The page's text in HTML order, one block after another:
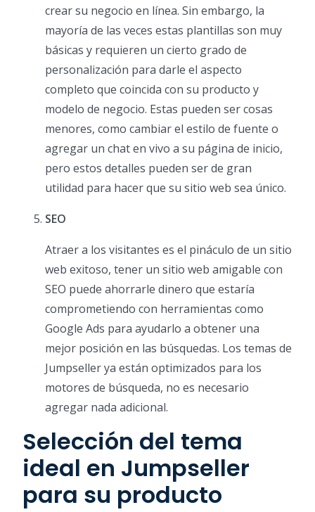
crear su negocio en línea. Sin embargo, la
mayoría de las veces estas plantillas son muy
básicas y requieren un cierto grado de
personalización para darle el aspecto
completo que coincida con su producto y
modelo de negocio. Estas pueden ser cosas
menores, como cambiar el estilo de fuente o
agregar un chat en vivo a su página de inicio,
pero estos detalles pueden ser de gran
utilidad para hacer que su sitio web sea único.
SEO
Atraer a los visitantes es el pináculo de un sitio
web exitoso, tener un sitio web amigable con
SEO puede ahorrarle dinero que estaría
comprometiendo con herramientas como
Google Ads para ayudarlo a obtener una
mejor posición en las búsquedas. Los temas de
Jumpseller ya están optimizados para los
motores de búsqueda, no es necesario
agregar nada adicional.
Selección del tema
ideal en Jumpseller
para su producto